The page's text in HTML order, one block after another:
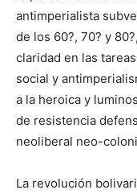
antimperialista
de los 60?, 70? y
claridad en las
social y
a la heroica y
de resistencia
neoliberal neo-
La revolución